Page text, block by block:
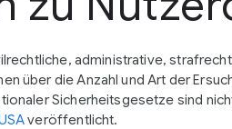
administrative,
über die Anzahl und Art der
Sicherheitsgesetze sind
veröffentlicht.